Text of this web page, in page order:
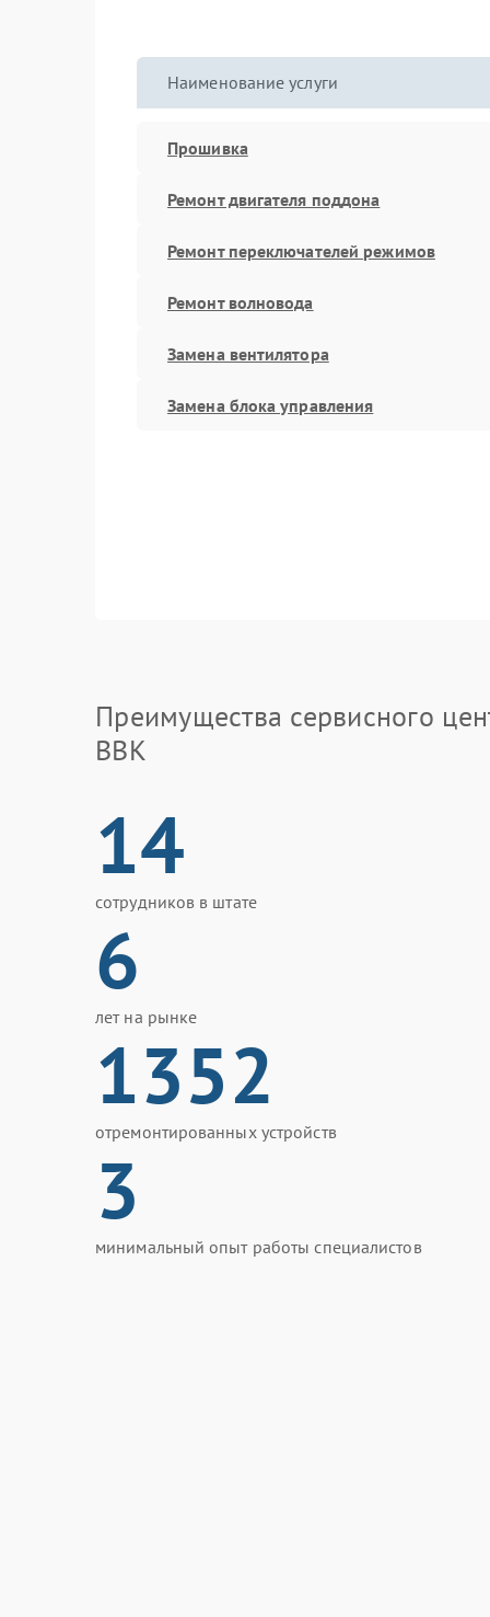
Наименование услуги
Прошивка
Ремонт двигателя поддона
Ремонт переключателей режимов
Ремонт волновода
Замена вентилятора
Замена блока управления
Преимущества сервисного
BBK
14
сотрудников в штате
6
лет на рынке
1352
отремонтированных устройств
3
минимальный опыт работы специалистов